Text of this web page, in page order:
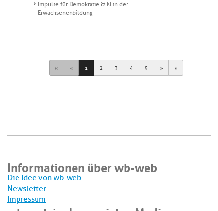
Impulse für Demokratie & KI in der
Erwachsenenbildung
First Previous
1 2 3 4 5 Next Last
Informationen über wb-web
Die Idee von wb-web
Newsletter
Impressum